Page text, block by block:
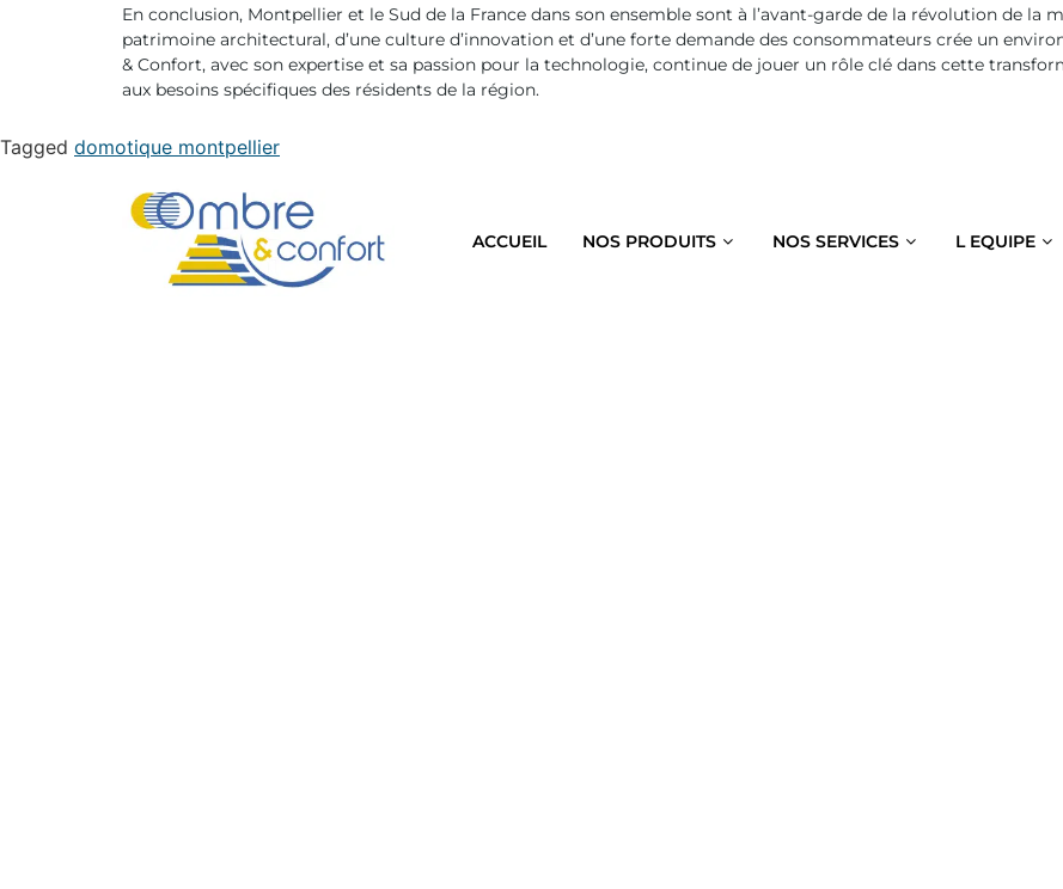
En conclusion, Montpellier et le Sud de la France dans son ensemble sont à l’avant-garde de la révolution de la
patrimoine architectural, d’une culture d’innovation et d’une forte demande des consommateurs crée un
& Confort, avec son expertise et sa passion pour la technologie, continue de jouer un rôle clé dans cette
aux besoins spécifiques des résidents de la région.
Tagged domotique montpellier
ACCUEIL NOS PRODUITS NOS SERVICES L EQUIPE